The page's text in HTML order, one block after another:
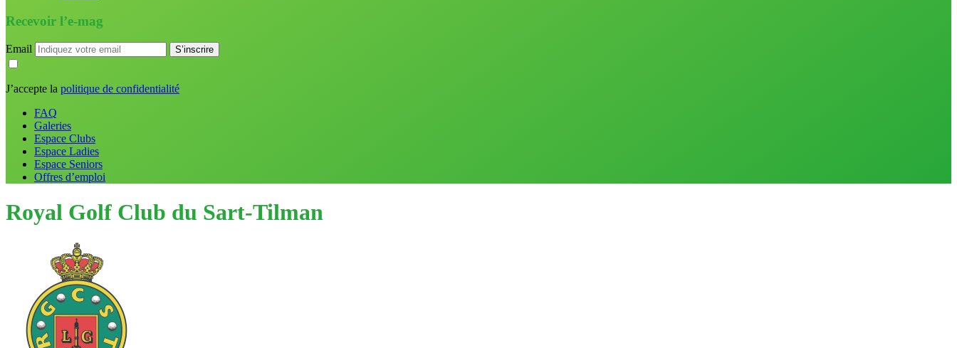
Recevoir l’e-mag
Email
J’accepte la politique de confidentialité
FAQ
Galeries
Espace Clubs
Espace Ladies
Espace Seniors
Offres d’emploi
Royal Golf Club du Sart-Tilman